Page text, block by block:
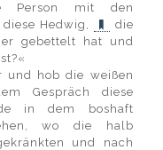
Person mit den
Hedwig,
die
gebettelt hat und
und hob die weißen
Gespräch diese
in dem boshaft
wo die halb
und nach